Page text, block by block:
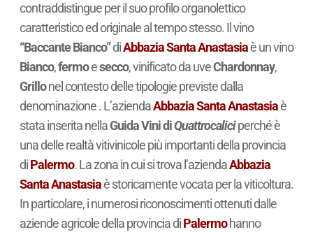
contraddistingue per il suo profilo organolettico
caratteristico ed originale al tempo stesso. Il vino
“Baccante Bianco”diAbbazia Santa Anastasiaè un vino
Bianco,fermoesecco, vinificato da uveChardonnay,
Grillonel contesto delle tipologie previste dalla
denominazione . L’aziendaAbbazia Santa Anastasiaè
stata inserita nellaGuida Vini diQuattrocaliciperché è
una delle realtà vitivinicole più importanti della provincia
diPalermo. La zona in cui si trova l’aziendaAbbazia
Santa Anastasiaè storicamente vocata per la viticoltura.
In particolare, i numerosi riconoscimenti ottenuti dalle
aziende agricole della provincia diPalermohanno